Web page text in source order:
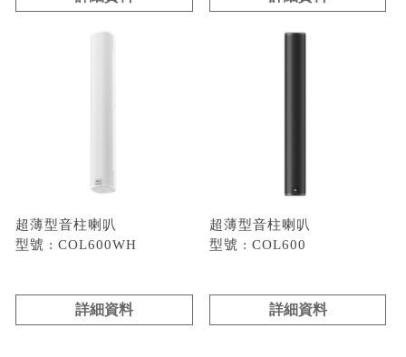
超薄型音柱喇叭
型號 : COL600WH
詳細資料
超薄型音柱喇叭
型號 : COL600
詳細資料